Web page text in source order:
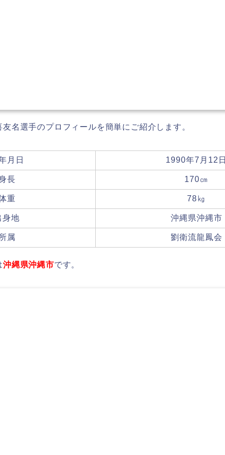
名選手のプロフィールを簡単にご紹介します。
月日 1990年7月12日
長 170㎝
重 78㎏
身地 沖縄県沖縄市
所属 劉衛流龍鳳会
沖縄県沖縄市です。